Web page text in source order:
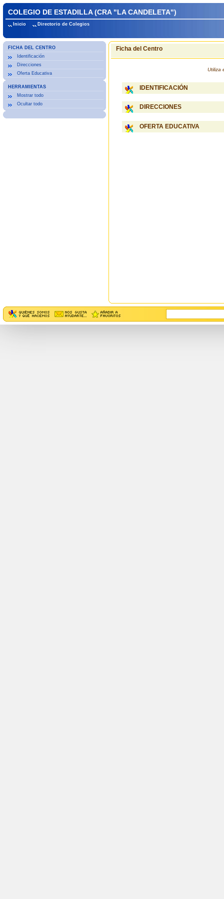
COLEGIO DE ESTADILLA (CRA "LA CANDELETA")
Inicio Directorio de Colegios
FICHA DEL CENTRO
Identificación
Direcciones
Oferta Educativa
HERRAMIENTAS
Mostrar todo
Ocultar todo
Ficha del Centro
Utiliza
IDENTIFICACIÓN
DIRECCIONES
OFERTA EDUCATIVA